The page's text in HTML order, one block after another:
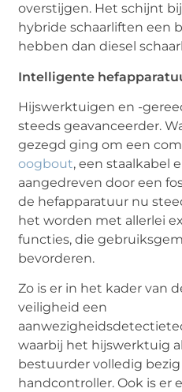
overstijgen. Het schijnt
hybride schaarliften een
hebben dan diesel
Intelligente
Hijswerktuigen en -
steeds geavanceerder.
gezegd ging om een
oogbout, een staalkabel
aangedreven door een
de hefapparatuur nu
het worden met allerlei
functies, die
bevorderen.
Zo is er in het kader van
veiligheid een
waarbij het hijswerktuig
bestuurder volledig
handcontroller. Ook is er